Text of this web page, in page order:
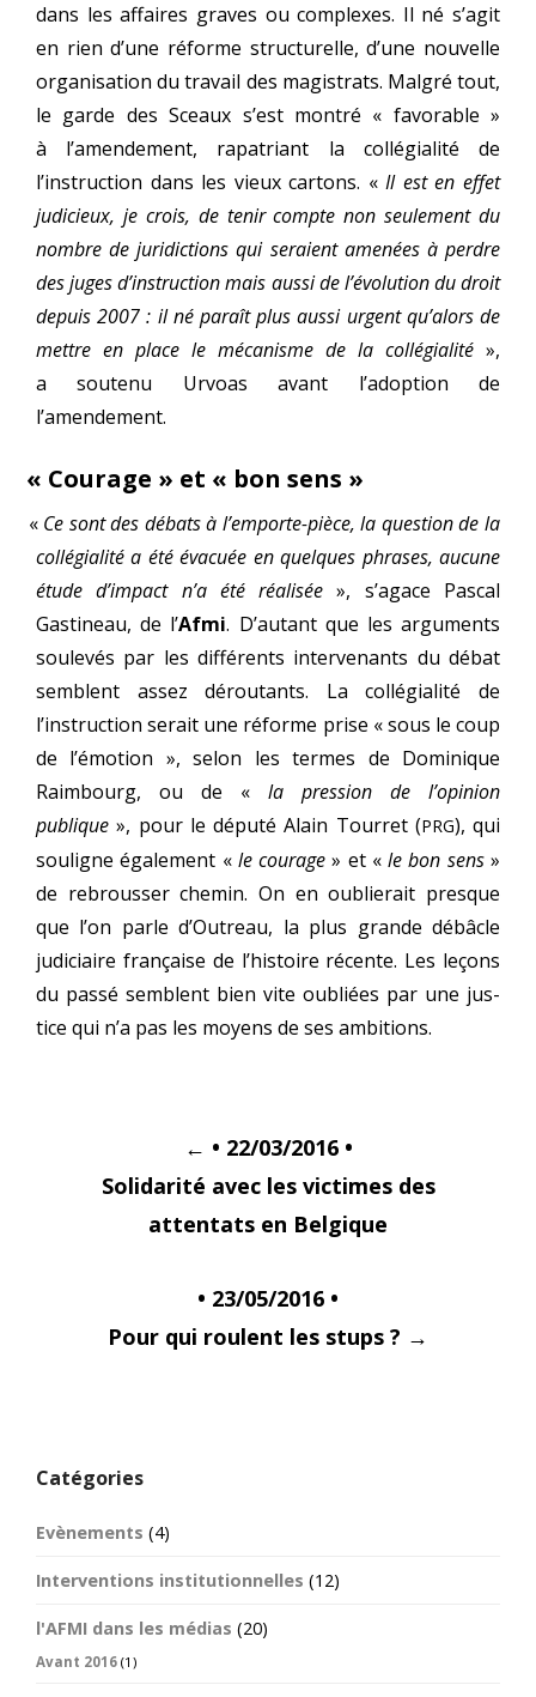
dans les affaires graves ou com­plexes. Il né s’agit
en rien d’une réforme struc­tu­relle, d’une nou­velle
orga­ni­sa­tion du tra­vail des magis­trats. Malgré tout,
le garde des Sceaux s’est mon­tré « favo­rable »
à l’amendement, rapa­triant la col­lé­gia­li­té de
l’instruction dans les vieux car­tons. «Il est en effet
judi­cieux, je crois, de tenir compte non seule­ment du
nombre de juri­dic­tions qui seraient ame­nées à perdre
des juges d’instruction mais aus­si de l’évolution du droit
depuis 2007 : il né paraît plus aus­si urgent qu’alors de
mettre en place le méca­nisme de la col­lé­gia­li­té »,
a sou­te­nu Urvoas avant l’adoption de
l’amendement.
« Courage » et « bon sens »
« Ce sont des débats à l’emporte-pièce, la ques­tion de la
col­lé­gia­li­té a été éva­cuée en quelques phrases, aucune
étude d’impact n’a été réa­li­sée », s’agace Pascal
Gastineau, de l’Afmi. D’autant que les argu­ments
sou­le­vés par les dif­fé­rents inter­ve­nants du débat
semblent assez dérou­tants. La col­lé­gia­li­té de
l’instruction serait une réforme prise « sous le coup
de l’émotion », selon les termes de Dominique
Raimbourg, ou de « la pres­sion de l’opinion
publique », pour le dépu­té Alain Tourret (PRG), qui
sou­ligne éga­le­ment « le cou­rage » et «le bon sens»
de rebrous­ser che­min. On en oublie­rait presque
que l’on parle d’Outreau, la plus grande débâcle
judi­ciaire fran­çaise de l’histoire récente. Les leçons
du pas­sé semblent bien vite oubliées par une jus­
tice qui n’a pas les moyens de ses ambitions.
navigation
← • 22/03/2016 •
Solidarité avec les victimes des
attentats en Belgique
• 23/05/2016 •
Pour qui roulent les stups ? →
Catégories
Evènements (4)
Interventions institutionnelles (12)
l'AFMI dans les médias (20)
Avant 2016 (1)